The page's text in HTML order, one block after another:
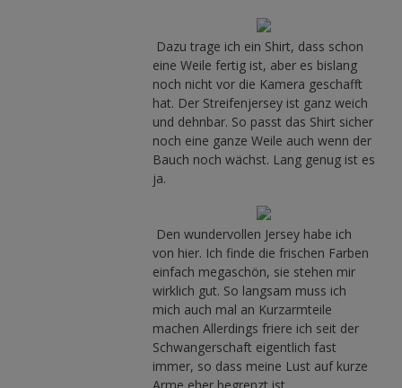
Dazu trage ich ein Shirt, dass schon
eine Weile fertig ist, aber es bislang
noch nicht vor die Kamera geschafft
hat. Der Streifenjersey ist ganz weich
und dehnbar. So passt das Shirt sicher
noch eine ganze Weile auch wenn der
Bauch noch wächst. Lang genug ist es
ja.
Den wundervollen Jersey habe ich
von hier. Ich finde die frischen Farben
einfach megaschön, sie stehen mir
wirklich gut. So langsam muss ich
mich auch mal an Kurzarmteile
machen Allerdings friere ich seit der
Schwangerschaft eigentlich fast
immer, so dass meine Lust auf kurze